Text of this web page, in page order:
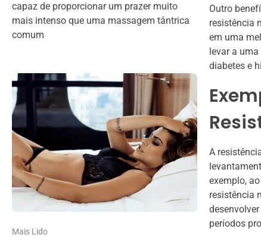
capaz de proporcionar um prazer muito
mais intenso que uma massagem tântrica
comum
Mais Lido
Outro
resistência
em uma
levar a
diabetes e
A
exemplo,
resistência
períodos